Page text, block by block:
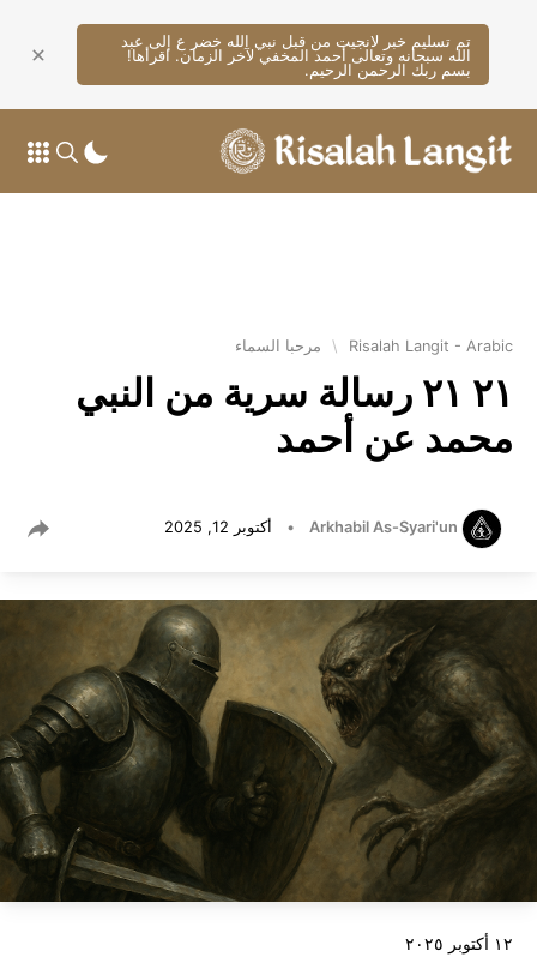
تم تسليم خبر لانجيت من قبل نبي الله خضر ع إلى عبد
الله سبحانه وتعالى أحمد المخفي لآخر الزمان. اقرأها!
بسم ربك الرحمن الرحيم.
Risalah Langit - Arabic
\ مرحبا السماء
٢١ ٢١ رسالة سرية من النبي
محمد عن أحمد
Arkhabil As-Syari'un
• أكتوبر 12, 2025
١٢ أكتوبر ٢٠٢٥